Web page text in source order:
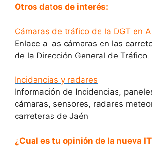
Otros datos de interés:
Cámaras de tráfico de la DGT en
Enlace a las cámaras en las
de la Dirección General de Tráfico.
Incidencias y radares
Información de Incidencias,
cámaras, sensores, radares
carreteras de Jaén
¿Cual es tu opinión de la nueva